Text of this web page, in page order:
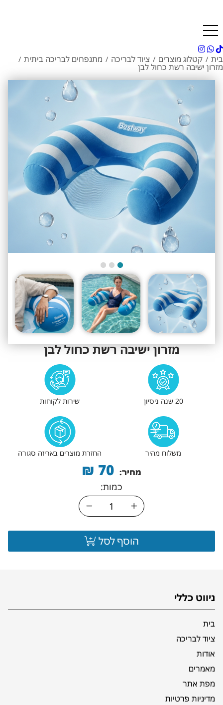
בית / קטלוג מוצרים / ציוד לבריכה / מתנפחים לבריכה ביתית /
מזרון ישיבה רשת כחול לבן
מזרון ישיבה רשת כחול לבן
20 שנה ניסיון שירות לקוחות
משלוח מהיר החזרת מוצרים באריזה סגורה
מחיר: 70
₪
כמות:
הוסף לסל
ניווט כללי
בית
ציוד לבריכה
אודות
מאמרים
מפת אתר
מדיניות פרטיות